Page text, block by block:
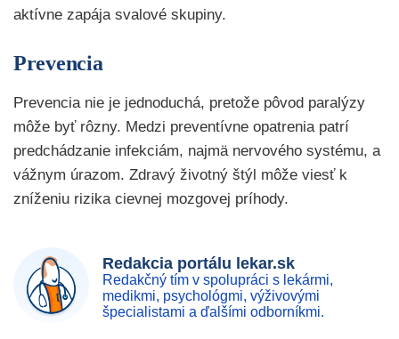
aktívne zapája svalové skupiny.
Prevencia
Prevencia nie je jednoduchá, pretože pôvod paralýzy
môže byť rôzny. Medzi preventívne opatrenia patrí
predchádzanie infekciám, najmä nervového systému, a
vážnym úrazom. Zdravý životný štýl môže viesť k
zníženiu rizika cievnej mozgovej príhody.
Redakcia portálu lekar.sk
Redakčný tím v spolupráci s lekármi,
medikmi, psychológmi, výživovými
špecialistami a ďalšími odborníkmi.